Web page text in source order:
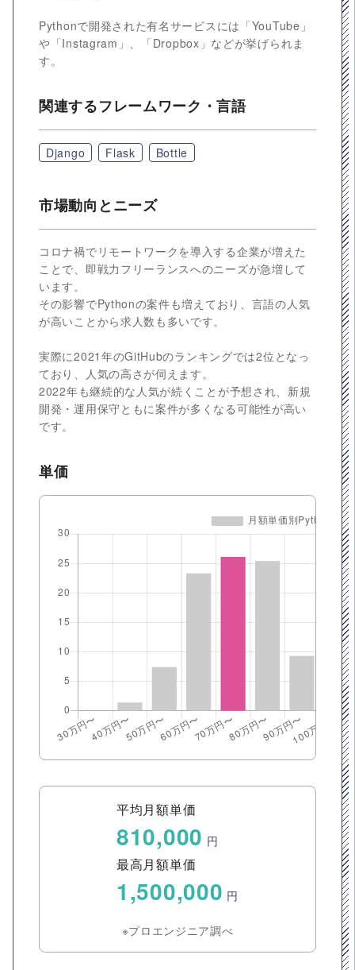
Pythonで開発された有名サービスには「YouTube」
や「Instagram」、「Dropbox」などが挙げられま
す。
関連するフレームワーク・言語
Django Flask Bottle
市場動向とニーズ
コロナ禍でリモートワークを導入する企業が増えた
ことで、即戦力フリーランスへのニーズが急増して
います。
その影響でPythonの案件も増えており、言語の人気
が高いことから求人数も多いです。
実際に2021年のGitHubのランキングでは2位となっ
ており、人気の高さが伺えます。
2022年も継続的な人気が続くことが予想され、新規
開発・運用保守ともに案件が多くなる可能性が高い
です。
単価
平均月額単価
810,000 円
最高月額単価
1,500,000 円
※プロエンジニア調べ